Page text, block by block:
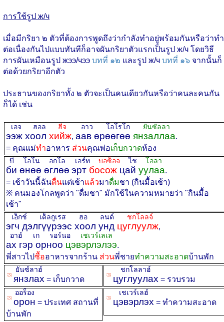
การใช้รูป ж/ч
เมื่อมีกริยา ๒ ตัวที่ต้องการพูดถึงว่ากำลังทำอยู่พร้อมกันหรือว่าทำ
ต่อเนื่องกันไปแบบทันทีก็อาจผันกริยาตัวแรกเป็นรูป ж/ч โดยวิธี
การผันเหมือนรูป жээ/чээ บทที่ ๑๒ และรูป ж/ч บทที่ ๑๖ จากนั้นก็
ต่อด้วยกริยาอีกตัว
ประธานของกริยาทั้ง ๒ ตัวจะเป็นคนเดียวกันหรือว่าคนละคนกัน
ก็ได้ เช่น
ээж хоол хийж
เอจ ฮอล ฮีจ
, аав өрөөгөө янзаллаа
อาว โอโรโก ยันซัลลา
.
= คุณแม่ทำอาหาร ส่วนคุณพ่อเก็บกวาดห้อง
би өнөө өглөө
บี โอโน อกโล
эрт босож цай уулаа
เอร์ท บอซ็อจ ไช โอลา
.
= เช้าวันนี้ฉันตื่นแต่เช้าแล้วมาดื่มชา (กินมื้อเช้า)
※ คนมองโกลพูดว่า "ดื่มชา" มักใช้ในความหมายว่า "กินมื้อ
เช้า"
эгч дэлгүүрээс хоол унд цуглуулж
เอ็กช์ เด็ลกูเรส ฮอ ลนด์ ชกโลลจ์
,
ах гэр орноо цэвэрлэлээ
อาฮ์ เก รอร์นอ เชเวร์เลเล
.
พี่สาวไปซื้ออาหารจากร้าน ส่วนพี่ชายทำความสะอาดบ้านพัก
ꡐ янзлах
ยันซ์ลาฮ์
= เก็บกวาด ꡐ цуглуулах
ชกโลลาฮ์
= รวบรวม
ꡐ орон
ออร็อง
= ประเทศ สถานที่
บ้านพัก
ꡐ цэвэрлэх
เชเวร์เลฮ์
= ทำความสะอาด